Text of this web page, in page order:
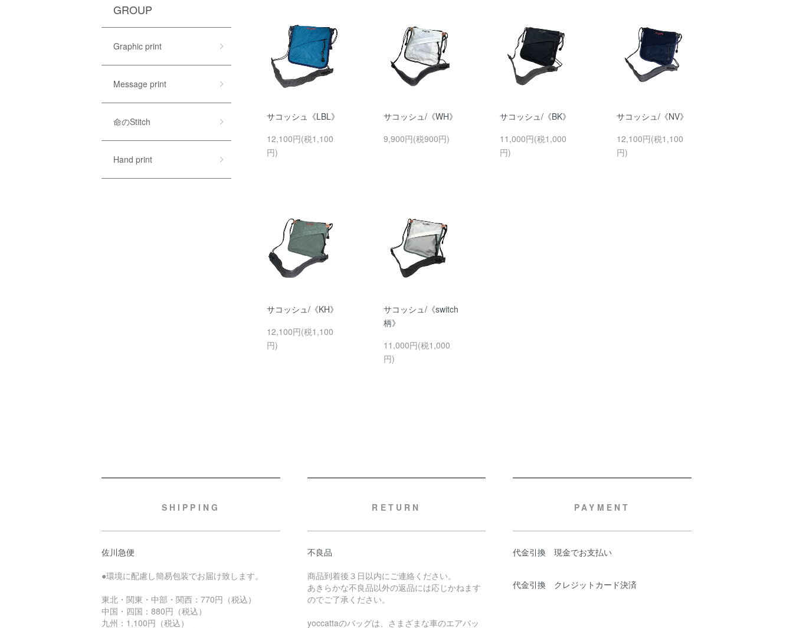
サコッシュ《LBL》
12,100円(税1,100
円)
サコッシュ/《WH》
9,900円(税900円)
サコッシュ/《BK》
11,000円(税1,000
円)
サコッシュ/《NV》
12,100円(税1,100
円)
サコッシュ/《KH》
12,100円(税1,100
円)
サコッシュ/《switch
柄》
11,000円(税1,000
円)
GROUP
Graphic print
Message print
命のStitch
Hand print
SHIPPING
佐川急便
●環境に配慮し簡易包装でお届け致します。
東北・関東・中部・関西：770円（税込）
中国・四国：880円（税込）
九州：1,100円（税込）
RETURN
不良品
商品到着後３日以内にご連絡ください。
あきらかな不良品以外の返品には応じかねます
のでご了承ください。
yoccattaのバッグは、さまざまな車のエアバッ
PAYMENT
代金引換 現金でお支払い
代金引換 クレジットカード決済